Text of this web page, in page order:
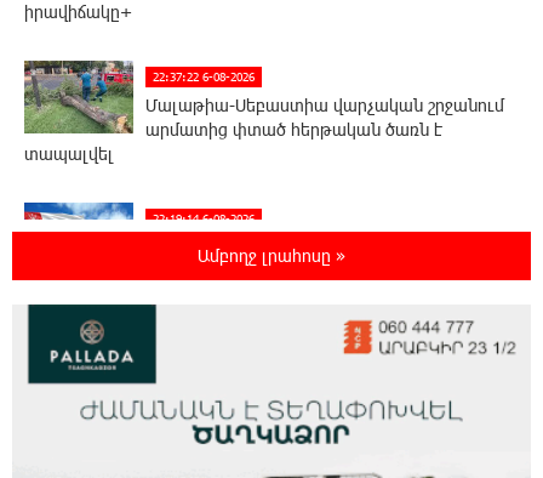
իրավիճակը+
22:37:22 6-08-2026
Մալաթիա-Սեբաստիա վարչական շրջանում
արմատից փտած հերթական ծառն է
տապալվել
22:19:14 6-08-2026
Իրանը և Օմանը պլանավորում են փոխել
Հորմուզի նեղուցի նավագնացության
8-ամյա Մոնթե Մուրադյանն ու Սյունե
Քոսակյանը հաղթահարել են Արարատի
Ամբողջ լրահոսը »